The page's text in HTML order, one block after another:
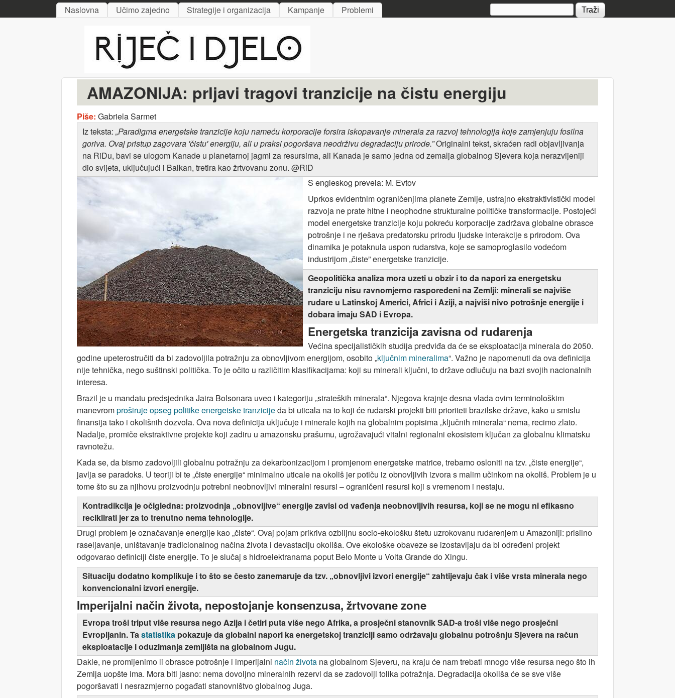
Skip to main content
MAIN MENU
Naslovna Učimo zajedno Strategije i organizacija Kampanje Problemi Search form
AMAZONIJA: prljavi tragovi tranzicije na čistu energiju
Piše: Gabriela Sarmet
Iz teksta: „Paradigma energetske tranzicije koju nameću korporacijeforsiraiskopavanjeminerala zarazvojtehnologija koje zamjenjuju fosilna
goriva. Ovaj pristup zagovara 'čistu' energiju, ali u praksi pogoršava neodrživu degradaciju prirode.”Originalni tekst, skraćen radi objavljivanja
na RiDu, bavi se ulogom Kanade u planetarnoj jagmi za resursima, ali Kanada je samo jedna od zemalja globalnog Sjevera koja nerazvijeniji
dio svijeta, uključujući i Balkan, tretira kao žrtvovanu zonu. @RiD
S engleskog prevela: M. Evtov
Uprkos evidentnim ograničenjima planete Zemlje, ustrajno ekstraktivistički model
razvoja ne prate hitne i neophodne strukturalne političke transformacije. Postojeći
model energetske tranzicije koju pokreću korporacije zadržava globalne obrasce
potrošnje i ne rješava predatorsku prirodu ljudske interakcije s prirodom. Ova
dinamika je potaknula uspon rudarstva, koje se samoproglasilo vodećom
industrijom „čiste” energetske tranzicije.
Geopolitička analiza mora uzeti u obzir i to da napori za energetsku
tranziciju nisu ravnomjerno raspoređeni na Zemlji: minerali se najviše
rudare u Latinskoj Americi, Africi i Aziji, a najviši nivo potrošnje energije i
dobara imaju SAD i Evropa.
Energetska tranzicija zavisna od rudarenja
Većina specijalističkih studija predviđa da će se eksploatacija minerala do 2050.
godine upeterostručiti da bi zadovoljila potražnju za obnovljivom energijom, osobito „ključnim mineralima“. Važno je napomenuti da ova definicija
nije tehnička, nego suštinski politička. To je očito u različitim klasifikacijama: koji su minerali ključni, to države odlučuju na bazi svojih nacionalnih
interesa.
Brazil je u mandatu predsjednika Jaira Bolsonara uveo i kategoriju „strateških minerala“. Njegova krajnje desna vlada ovim terminološkim
manevromproširuje opseg politike energetske tranzicijeda bi uticala na to koji će rudarski projekti biti prioriteti brazilske države, kako u smislu
finansija tako i okolišnih dozvola. Ova nova definicija uključuje i minerale kojih na globalnim popisima „ključnih minerala“ nema, recimo zlato.
Nadalje, promiče ekstraktivne projekte koji zadiru u amazonsku prašumu, ugrožavajući vitalni regionalni ekosistem ključan za globalnu klimatsku
ravnotežu.
Kada se, da bismo zadovoljili globalnu potražnju za dekarbonizacijom i promjenom energetske matrice, trebamo osloniti na tzv. „čiste energije“,
javlja se paradoks. U teoriji bi te „čiste energije“ minimalno uticale na okoliš jer potiču iz obnovljivih izvora s malim učinkom na okoliš. Problem je u
tome što su za njihovu proizvodnju potrebni neobnovljivi mineralni resursi – ograničeni resursi koji s vremenom i nestaju.
Kontradikcija je očigledna: proizvodnja „obnovljive“ energije zavisi od vađenja neobnovljivih resursa, koji se ne mogu ni efikasno
reciklirati jer za to trenutno nema tehnologije.
Drugi problem je označavanje energije kao „čiste“. Ovaj pojam prikriva ozbiljnu socio-ekološku štetu uzrokovanu rudarenjem u Amazoniji: prisilno
raseljavanje, uništavanje tradicionalnog načina života i devastaciju okoliša. Ove ekološke obaveze se izostavljaju da bi određeni projekt
odgovarao definiciji čiste energije. To je slučaj s hidroelektranama poput Belo Monte u Volta Grande do Xingu.
Situaciju dodatno komplikuje i to što se često zanemaruje da tzv. „obnovljivi izvori energije“ zahtijevaju čak i više vrsta minerala nego
konvencionalni izvori energije.
Imperijalni način života, nepostojanje konsenzusa, žrtvovane zone
Evropa troši triput više resursa nego Azija i četiri puta više nego Afrika, a prosječni stanovnik SAD-a troši više nego prosječni
Evropljanin. Ta statistika pokazuje da globalni napori ka energetskoj tranziciji samo održavaju globalnu potrošnju Sjevera na račun
eksploatacije i oduzimanja zemljišta na globalnom Jugu.
Dakle, ne promijenimo li obrasce potrošnje i imperijalni način života na globalnom Sjeveru, na kraju će nam trebati mnogo više resursa nego što ih
Zemlja uopšte ima. Mora biti jasno: nema dovoljno mineralnih rezervi da se zadovolji tolika potražnja. Degradacija okoliša će se sve više
pogoršavati i nesrazmjerno pogađati stanovništvo globalnog Juga.